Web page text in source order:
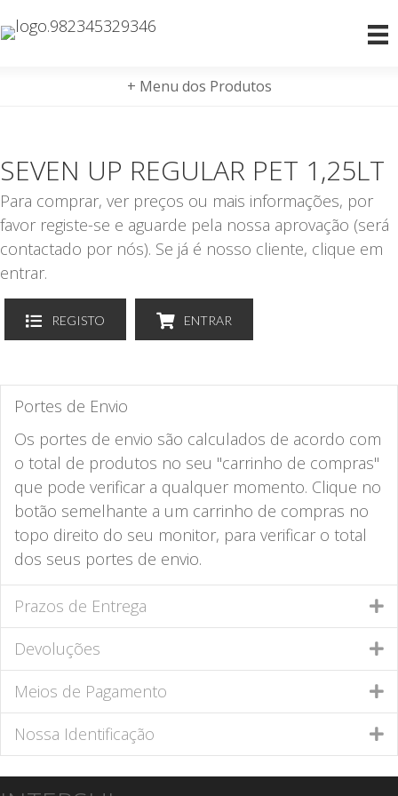
+ Menu dos Produtos
SEVEN UP REGULAR PET 1,25LT
Para comprar, ver preços ou mais informações, por
favor registe-se e aguarde pela nossa aprovação (será
contactado por nós). Se já é nosso cliente, clique em
entrar.
REGISTO ENTRAR
Portes de Envio
Os portes de envio são calculados de acordo com
o total de produtos no seu "carrinho de compras"
que pode verificar a qualquer momento. Clique no
botão semelhante a um carrinho de compras no
topo direito do seu monitor, para verificar o total
dos seus portes de envio.
Prazos de Entrega
Devoluções
Meios de Pagamento
Nossa Identificação